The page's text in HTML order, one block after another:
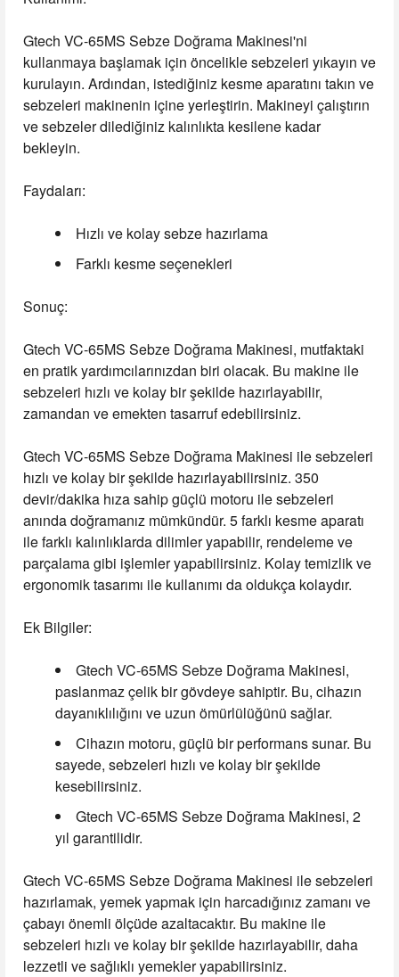
Gtech VC-65MS Sebze Doğrama Makinesi'ni
kullanmaya başlamak için öncelikle sebzeleri yıkayın ve
kurulayın. Ardından, istediğiniz kesme aparatını takın ve
sebzeleri makinenin içine yerleştirin. Makineyi çalıştırın
ve sebzeler dilediğiniz kalınlıkta kesilene kadar
bekleyin.
Faydaları:
Hızlı ve kolay sebze hazırlama
Farklı kesme seçenekleri
Sonuç:
Gtech VC-65MS Sebze Doğrama Makinesi, mutfaktaki
en pratik yardımcılarınızdan biri olacak. Bu makine ile
sebzeleri hızlı ve kolay bir şekilde hazırlayabilir,
zamandan ve emekten tasarruf edebilirsiniz.
Gtech VC-65MS Sebze Doğrama Makinesi ile sebzeleri
hızlı ve kolay bir şekilde hazırlayabilirsiniz. 350
devir/dakika hıza sahip güçlü motoru ile sebzeleri
anında doğramanız mümkündür. 5 farklı kesme aparatı
ile farklı kalınlıklarda dilimler yapabilir, rendeleme ve
parçalama gibi işlemler yapabilirsiniz. Kolay temizlik ve
ergonomik tasarımı ile kullanımı da oldukça kolaydır.
Ek Bilgiler:
Gtech VC-65MS Sebze Doğrama Makinesi,
paslanmaz çelik bir gövdeye sahiptir. Bu, cihazın
dayanıklılığını ve uzun ömürlülüğünü sağlar.
Cihazın motoru, güçlü bir performans sunar. Bu
sayede, sebzeleri hızlı ve kolay bir şekilde
kesebilirsiniz.
Gtech VC-65MS Sebze Doğrama Makinesi, 2
yıl garantilidir.
Gtech VC-65MS Sebze Doğrama Makinesi ile sebzeleri
hazırlamak, yemek yapmak için harcadığınız zamanı ve
çabayı önemli ölçüde azaltacaktır. Bu makine ile
sebzeleri hızlı ve kolay bir şekilde hazırlayabilir, daha
lezzetli ve sağlıklı yemekler yapabilirsiniz.